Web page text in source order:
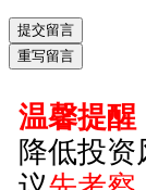
温馨提醒
降低投